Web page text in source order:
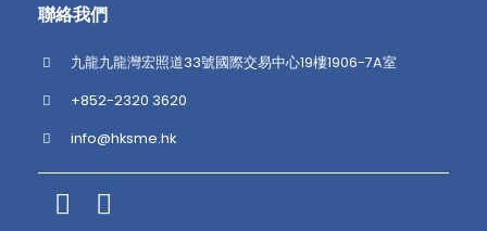
聯絡我們
九龍九龍灣宏照道33號國際交易中心19樓1906-7A室
+852-2320 3620
info@hksme.hk